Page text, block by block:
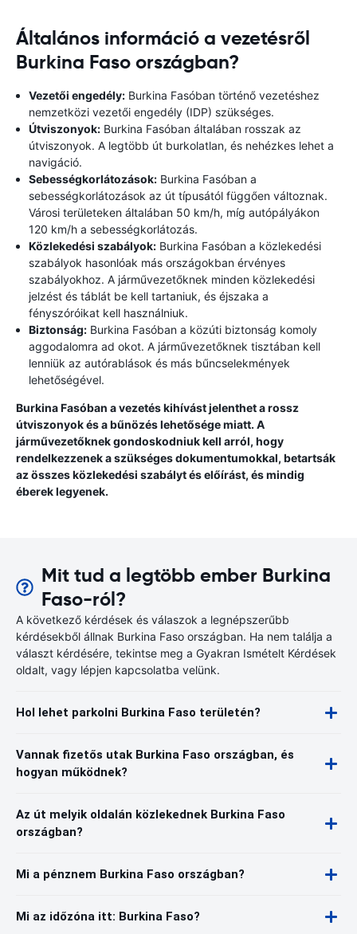
Általános információ a vezetésről
Burkina Faso országban?
Vezetői engedély: Burkina Fasóban történő vezetéshez
nemzetközi vezetői engedély (IDP) szükséges.
Útviszonyok: Burkina Fasóban általában rosszak az
útviszonyok. A legtöbb út burkolatlan, és nehézkes lehet a
navigáció.
Sebességkorlátozások: Burkina Fasóban a
sebességkorlátozások az út típusától függően változnak.
Városi területeken általában 50 km/h, míg autópályákon
120 km/h a sebességkorlátozás.
Közlekedési szabályok: Burkina Fasóban a közlekedési
szabályok hasonlóak más országokban érvényes
szabályokhoz. A járművezetőknek minden közlekedési
jelzést és táblát be kell tartaniuk, és éjszaka a
fényszóróikat kell használniuk.
Biztonság: Burkina Fasóban a közúti biztonság komoly
aggodalomra ad okot. A járművezetőknek tisztában kell
lenniük az autórablások és más bűncselekmények
lehetőségével.
Burkina Fasóban a vezetés kihívást jelenthet a rossz
útviszonyok és a bűnözés lehetősége miatt. A
járművezetőknek gondoskodniuk kell arról, hogy
rendelkezzenek a szükséges dokumentumokkal, betartsák
az összes közlekedési szabályt és előírást, és mindig
éberek legyenek.
Mit tud a legtöbb ember Burkina
Faso-ról?
A következő kérdések és válaszok a legnépszerűbb
kérdésekből állnak Burkina Faso országban. Ha nem találja a
választ kérdésére, tekintse meg a Gyakran Ismételt Kérdések
oldalt, vagy lépjen kapcsolatba velünk.
Hol lehet parkolni Burkina Faso területén?
Vannak fizetős utak Burkina Faso országban, és
hogyan működnek?
Az út melyik oldalán közlekednek Burkina Faso
országban?
Mi a pénznem Burkina Faso országban?
Mi az időzóna itt: Burkina Faso?